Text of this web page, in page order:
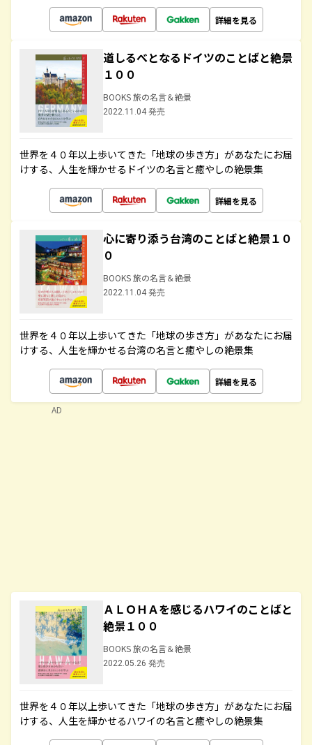
詳細を見る
道しるべとなるドイツのことばと絶景
１００
BOOKS 旅の名言＆絶景
2022.11.04 発売
世界を４０年以上歩いてきた「地球の歩き方」があなたにお届
けする、人生を輝かせるドイツの名言と癒やしの絶景集
詳細を見る
心に寄り添う台湾のことばと絶景１０
０
BOOKS 旅の名言＆絶景
2022.11.04 発売
世界を４０年以上歩いてきた「地球の歩き方」があなたにお届
けする、人生を輝かせる台湾の名言と癒やしの絶景集
詳細を見る
ＡＬＯＨＡを感じるハワイのことばと
絶景１００
BOOKS 旅の名言＆絶景
2022.05.26 発売
世界を４０年以上歩いてきた「地球の歩き方」があなたにお届
けする、人生を輝かせるハワイの名言と癒やしの絶景集
AD